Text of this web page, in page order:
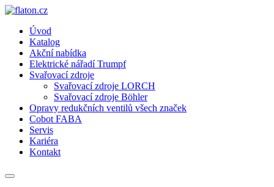
Přejít
obsahuÚvod
Katalog
Akční nabídka
Elektrické nářadí Trumpf
Svařovací zdroje
Svařovací zdroje LORCH
Svařovací zdroje Böhler
Opravy redukčních ventilů všech značek
Cobot FABA
Servis
Kariéra
Kontakt